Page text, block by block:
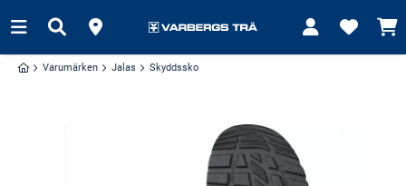
Varumärken Jalas Skyddssko